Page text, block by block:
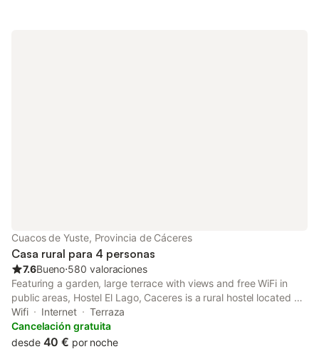
Cuacos de Yuste, Provincia de Cáceres
Casa rural para 4 personas
7.6Bueno⋅580 valoraciones
Featuring a garden, large terrace with views and free WiFi in
public areas, Hostel El Lago, Caceres is a rural hostel located a
10-minute drive from the town of Cuacos de Yuste and its
monastery.
Wifi Internet
Terraza
Cancelación gratuita
desde 40 € por noche